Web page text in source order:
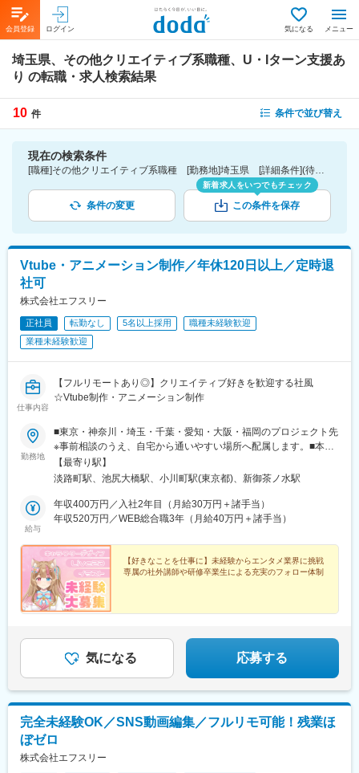
会員登録 ログイン 気になる メニュー
埼玉県、その他クリエイティブ系職種、U・Iターン支援あ
り の転職・求人検索結果
10 件 条件で並び替え
現在の検索条件
[職種]その他クリエイティブ系職種 [勤務地]埼玉県 [詳細条件](待遇・福利厚生)U・Iターン支援あり
条件の変更
新着求人をいつでもチェック
この条件を保存
Vtube・アニメーション制作／年休120日以上／定時退
社可
株式会社エフスリー
正社員 転勤なし 5名以上採用
職種未経験歓迎
業種未経験歓迎
仕事内容
【フルリモートあり◎】クリエイティブ好きを歓迎する社風
☆Vtube制作・アニメーション制作
勤務地
■東京・神奈川・埼玉・千葉・愛知・大阪・福岡のプロジェクト先
※事前相談のうえ、自宅から通いやすい場所へ配属します。■本社
／東京都千代田区神田淡路町1丁目9-5 天翔御茶ノ水ビル505■新事
務所オープン！／東京都目黒区大橋2-24-1-803◎転居を伴う転勤
口徒歩5分JR中央・総武線（各駅停車） 御茶ノ水駅 聖橋口徒歩5
分JR山手線・総武線 秋葉原駅 電気街口徒歩12分東京メトロ千代
駅 エレベーター口、A5出口徒歩2分都営地下鉄新宿線 小川町
駅 A7出口徒歩2分
【最寄り駅】
淡路町駅、池尻大橋駅、小川町駅(東京都)、新御茶ノ水駅
給与
年収400万円／入社2年目（月給30万円＋諸手当）
年収520万円／WEB総合職3年（月給40万円＋諸手当）
【好きなことを仕事に】未経験からエンタメ業界に挑戦
専属の社外講師や研修卒業生による充実のフォロー体制
気になる 応募する
完全未経験OK／SNS動画編集／フルリモ可能！残業ほ
ぼゼロ
株式会社エフスリー